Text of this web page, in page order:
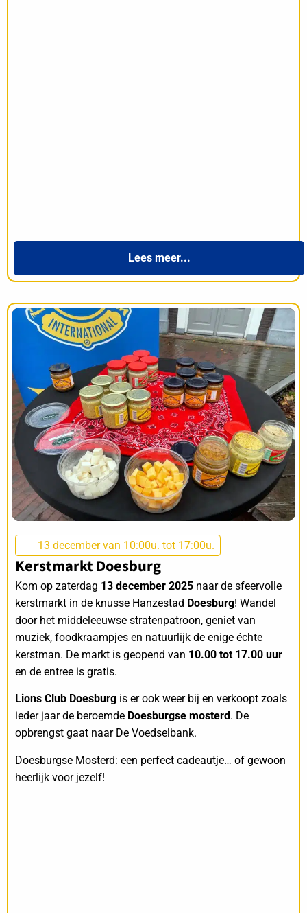
Lees meer...
13 december van 10:00u. tot 17:00u.
Kerstmarkt Doesburg
Kom op zaterdag 13 december 2025 naar de sfeervolle
kerstmarkt in de knusse Hanzestad Doesburg! Wandel
door het middeleeuwse stratenpatroon, geniet van
muziek, foodkraampjes en natuurlijk de enige échte
kerstman. De markt is geopend van 10.00 tot 17.00 uur
en de entree is gratis.
Lions Club Doesburg is er ook weer bij en verkoopt zoals
ieder jaar de beroemde Doesburgse mosterd. De
opbrengst gaat naar De Voedselbank.
Doesburgse Mosterd: een perfect cadeautje… of gewoon
heerlijk voor jezelf!